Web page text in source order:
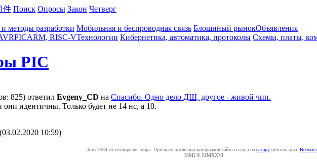
件 Поиск Опросы Закон Четверг
методы разработки Мобильная и беспроводная связь Блошиный рынокОбъявления
PICARM, RISC-VТехнологии Кибернетика, автоматика, протоколы Схемы, платы,
PIC
825) ответил Evgeny_CD на Спасибо. Одно дело ДШ, другое - живой чип.
идентичны. Только будет не 14 нс, а 10.
(03.02.2020 10:59)
Лето 7534 от сотворения мира. При использовании материалов сайта ссылка на caxapу обязательна.
MMI © MMXXVI